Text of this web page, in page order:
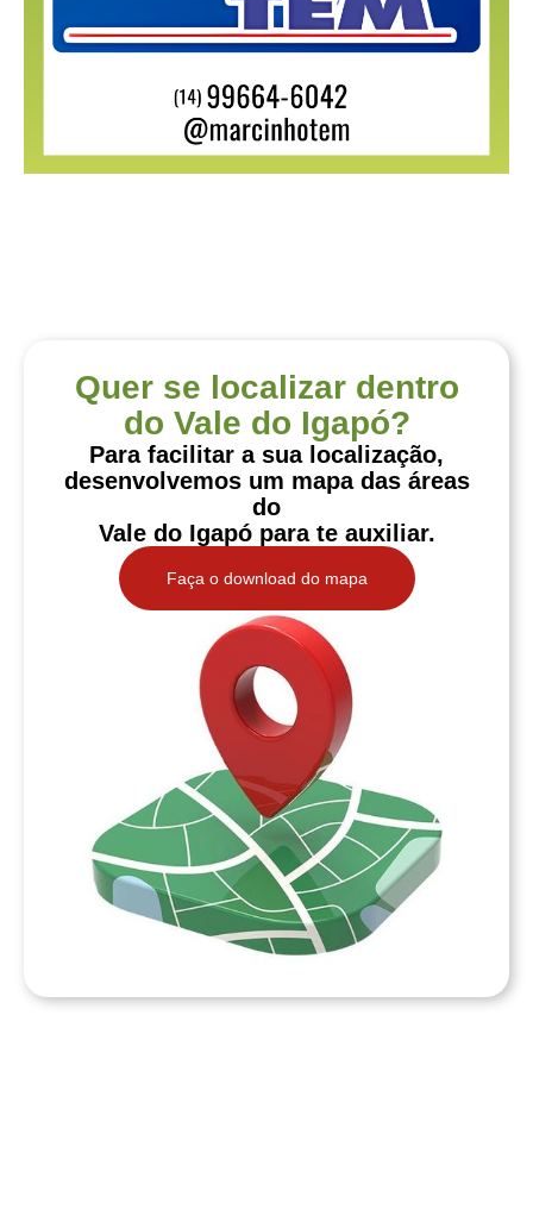
Quer se localizar dentro
do Vale do Igapó?
Para facilitar a sua localização,
desenvolvemos um mapa das áreas
do
Vale do Igapó para te auxiliar.
Faça o download do mapa